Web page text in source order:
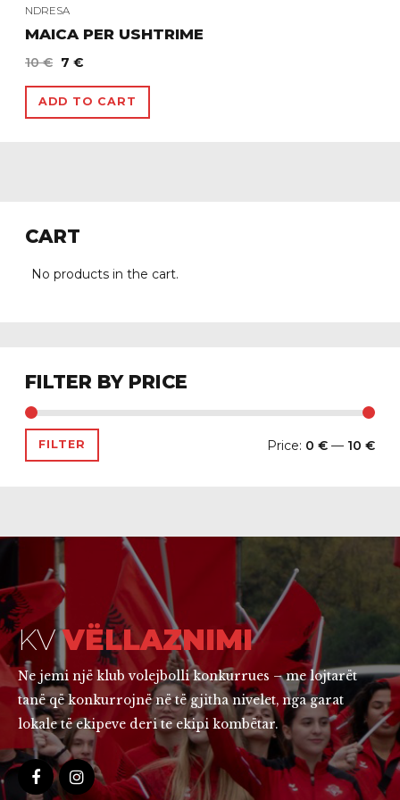
NDRESA
MAICA PER USHTRIME
10€ Original
was:
10 €.
7 €
is:
7 €.
ADD TO CART
CART
No products in the cart.
FILTER BY PRICE
FILTER Price: 0 € — 10 €
KVVËLLAZNIMI
Ne jemi një klub volejbolli konkurrues – me lojtarët
tanë që konkurrojnë në të gjitha nivelet, nga garat
lokale të ekipeve deri te ekipi kombëtar.